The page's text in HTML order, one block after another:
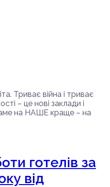
Триває війна і триває
– це нові заклади і
на НАШЕ краще – на
готелів за
від